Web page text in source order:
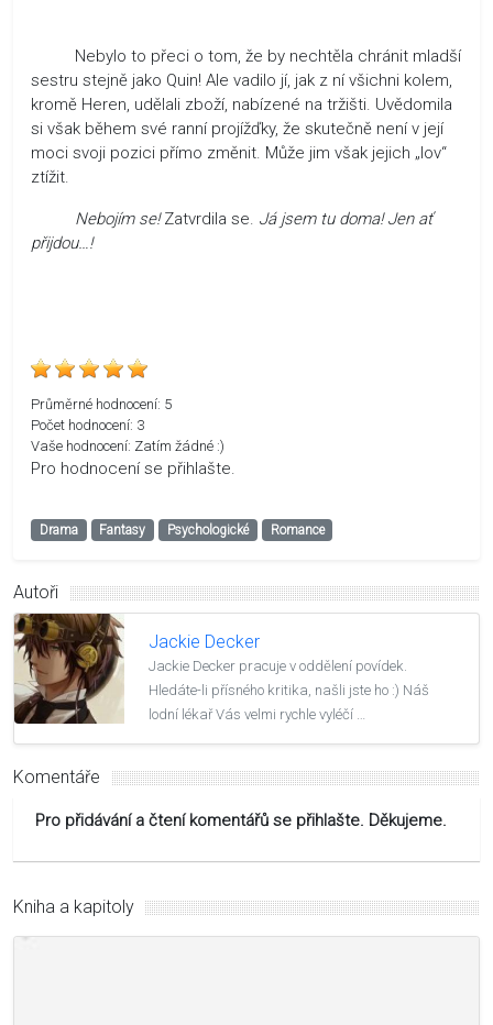
Nebylo to přeci o tom, že by nechtěla chránit mladší
sestru stejně jako Quin! Ale vadilo jí, jak z ní všichni kolem,
kromě Heren, udělali zboží, nabízené na tržišti. Uvědomila
si však během své ranní projížďky, že skutečně není v její
moci svoji pozici přímo změnit. Může jim však jejich „lov“
ztížit.
Nebojím se!Zatvrdila se. Já jsem tu doma! Jen ať
přijdou…!
Průměrné hodnocení: 5
Počet hodnocení: 3
Vaše hodnocení: Zatím žádné :)
Pro hodnocení se přihlašte.
Drama Fantasy Psychologické Romance
Autoři
Jackie Decker
Jackie Decker pracuje v oddělení povídek.
Hledáte-li přísného kritika, našli jste ho :) Náš
lodní lékař Vás velmi rychle vyléčí …
Komentáře
Pro přidávání a čtení komentářů se přihlašte. Děkujeme.
Kniha a kapitoly